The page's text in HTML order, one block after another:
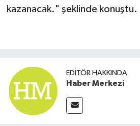
kazanacak." şeklinde konuştu.
EDITÖR HAKKINDA
Haber Merkezi